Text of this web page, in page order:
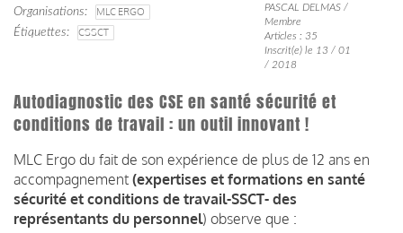
Organisations
MLC ERGO
Étiquettes
CSSCT
PASCAL DELMAS /
Membre
Articles : 35
Inscrit(e) le 13 / 01
/ 2018
Autodiagnostic des CSE en santé sécurité et
conditions de travail : un outil innovant !
MLC Ergo du fait de son expérience de plus de 12 ans en
accompagnement (expertises et formations en santé
sécurité et conditions de travail-SSCT- des
représentants du personnel) observe que :